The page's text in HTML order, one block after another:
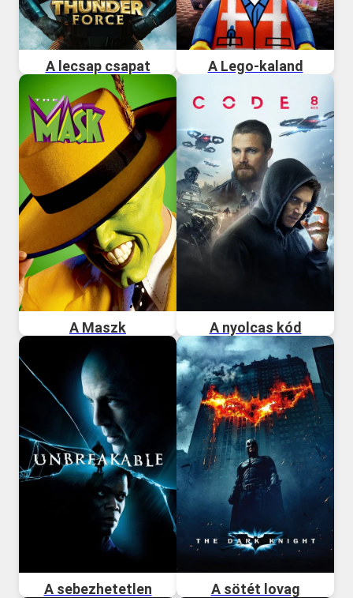
A lecsap csapat A Lego-kaland
A Maszk A nyolcas kód
A sebezhetetlen A sötét lovag